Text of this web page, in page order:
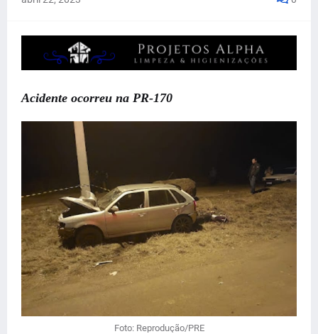
Acidente ocorreu na PR-170
Foto: Reprodução/PRE